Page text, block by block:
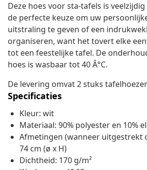
Deze hoes voor sta-tafels is
de perfecte keuze om uw
uitstraling te geven of een
organiseren, want het tovert elke
tot een feestelijke tafel. De
hoes is wasbaar tot 40 Â°C.
De levering omvat 2 stuks
Specificaties
Kleur: wit
Materiaal: 90% polyester en 10%
Afmetingen (wanneer uitgestrekt
74 cm (ø x H)
Dichtheid: 170 g/m²